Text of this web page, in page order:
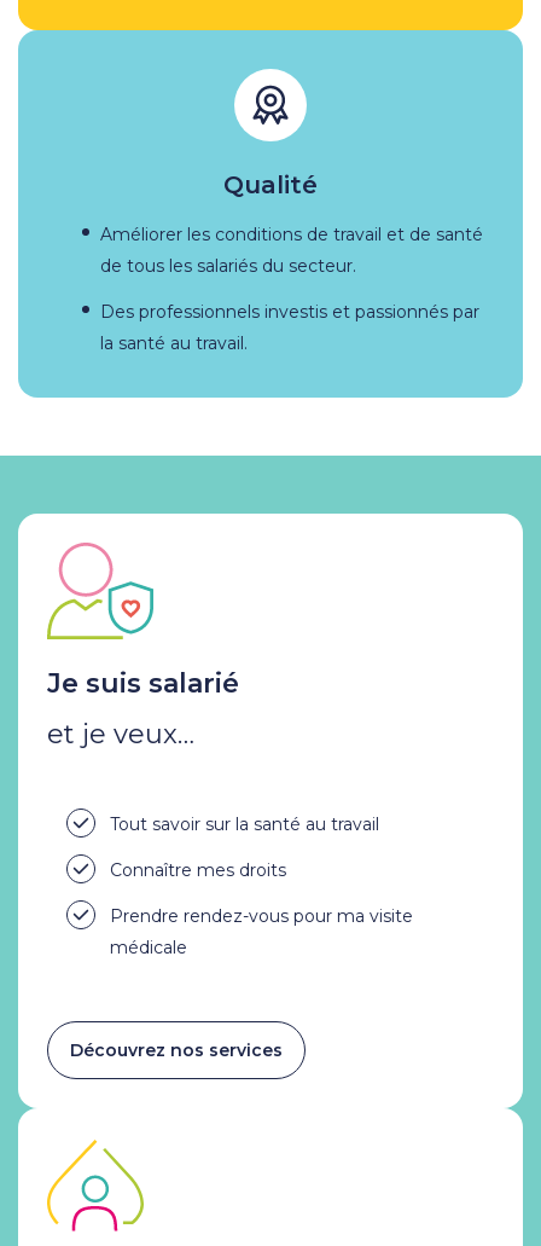
Qualité
Améliorer les conditions de travail et de santé
de tous les salariés du secteur.
Des professionnels investis et passionnés par
la santé au travail.
Je suis salarié
et je veux…
Tout savoir sur la santé au travail
Connaître mes droits
Prendre rendez-vous pour ma visite
médicale
Découvrez nos services